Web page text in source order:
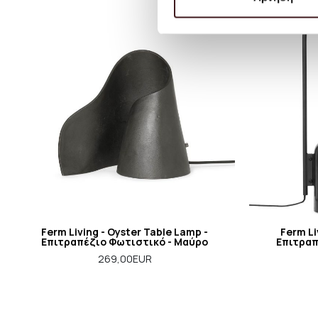
Ferm Living - Oyster Table Lamp -
Επιτραπέζιο Φωτιστικό - Μαύρο
269,00EUR
Ferm